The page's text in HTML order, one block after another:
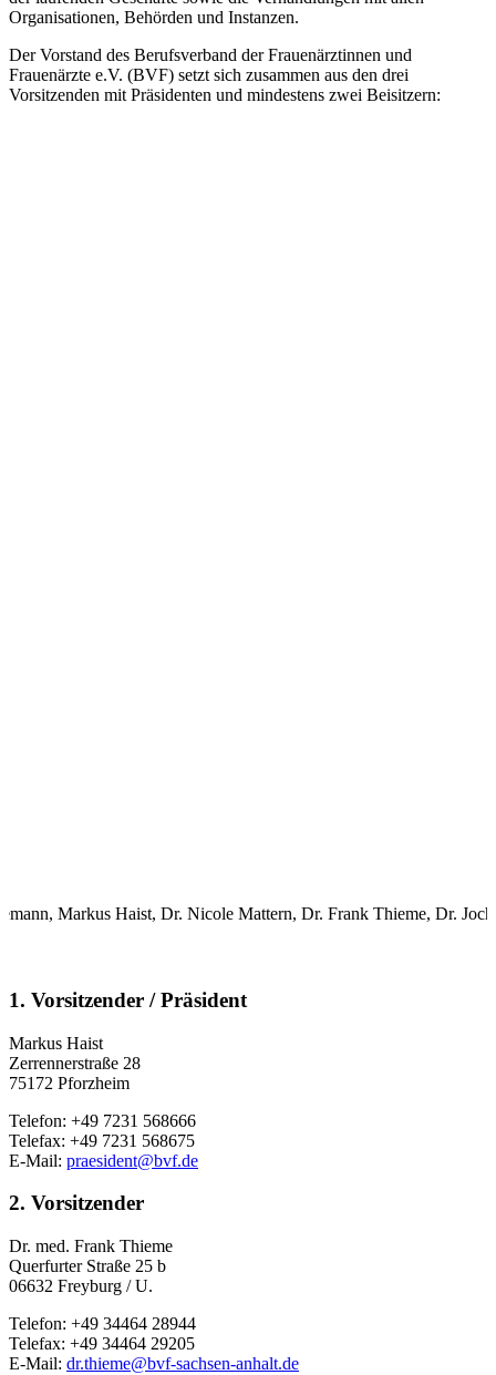
Organisationen, Behörden und Instanzen.
Der Vorstand des Berufsverband der Frauenärztinnen und
Frauenärzte e.V. (BVF) setzt sich zusammen aus den drei
Vorsitzenden mit Präsidenten und mindestens zwei Beisitzern:
Markus Haist, Dr. Nicole Mattern, Dr. Frank Thieme, Dr.
1. Vorsitzender / Präsident
Markus Haist
Zerrennerstraße 28
75172 Pforzheim
Telefon: +49 7231 568666
Telefax: +49 7231 568675
E-Mail: praesident@bvf.de
2. Vorsitzender
Dr. med. Frank Thieme
Querfurter Straße 25 b
06632 Freyburg / U.
Telefon: +49 34464 28944
Telefax: +49 34464 29205
E-Mail: dr.thieme@bvf-sachsen-anhalt.de